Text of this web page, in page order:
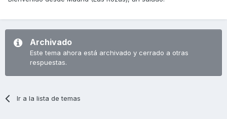
Archivado
Este tema ahora está archivado y cerrado a otras
respuestas.
Ir a la lista de temas